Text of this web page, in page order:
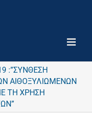
:”ΣΥΝΘΕΣΗ
ΑΙΘΟΞΥΛΙΩΜΕΝΩΝ
ΤΗ ΧΡΗΣΗ